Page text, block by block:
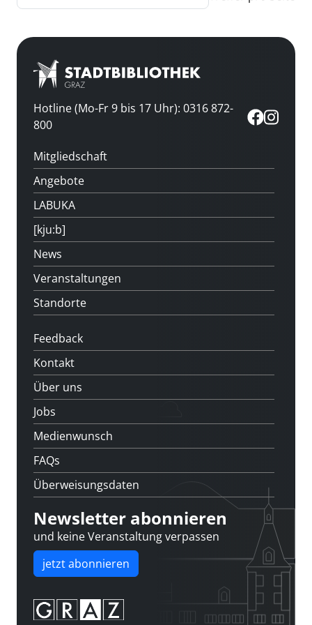
Hotline (Mo-Fr 9 bis 17 Uhr): 0316 872-
800
Mitgliedschaft
Angebote
LABUKA
[kju:b]
News
Veranstaltungen
Standorte
Feedback
Kontakt
Über uns
Jobs
Medienwunsch
FAQs
Überweisungsdaten
Newsletter abonnieren
und keine Veranstaltung verpassen
jetzt abonnieren